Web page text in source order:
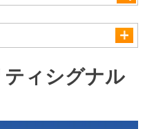
ィシグナル